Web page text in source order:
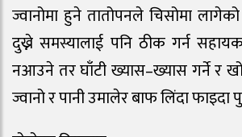
ज्वानोमा हुने तातोपनले चिसोमा
दुख्ने समस्यालाई पनि ठीक गर्न
नआउने तर घाँटी ख्यास–ख्यास गर्ने र
ज्वानो र पानी उमालेर बाफ लिंदा फाइदा